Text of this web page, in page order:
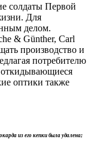
солдаты Первой
Для
делом.
& Günther, Carl
производство и
потребителю
оптики также
из его кепки была удалена;